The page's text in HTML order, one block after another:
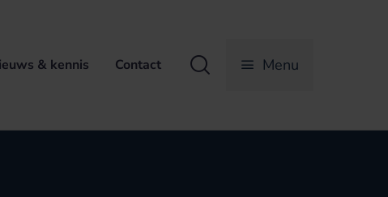
& kennis Contact Zoeken Menu